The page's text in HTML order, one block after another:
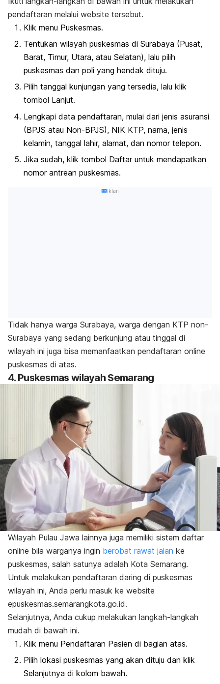
pendaftaran melalui website tersebut.
Klik menu Puskesmas.
Tentukan wilayah puskesmas di Surabaya (Pusat,
Barat, Timur, Utara, atau Selatan), lalu pilih
puskesmas dan poli yang hendak dituju.
Pilih tanggal kunjungan yang tersedia, lalu klik
tombol Lanjut.
Lengkapi data pendaftaran, mulai dari jenis asuransi
(BPJS atau Non-BPJS), NIK KTP, nama, jenis
kelamin, tanggal lahir, alamat, dan nomor telepon.
Jika sudah, klik tombol Daftar untuk mendapatkan
nomor antrean puskesmas.
Iklan
Tidak hanya warga Surabaya, warga dengan KTP non-
Surabaya yang sedang berkunjung atau tinggal di
wilayah ini juga bisa memanfaatkan pendaftaran online
puskesmas di atas.
4. Puskesmas wilayah Semarang
Wilayah Pulau Jawa lainnya juga memiliki sistem daftar
online bila warganya ingin berobat rawat jalan ke
puskesmas, salah satunya adalah Kota Semarang.
Untuk melakukan pendaftaran daring di puskesmas
wilayah ini, Anda perlu masuk ke website
epuskesmas.semarangkota.go.id.
Selanjutnya, Anda cukup melakukan langkah-langkah
mudah di bawah ini.
Klik menu Pendaftaran Pasien di bagian atas.
Pilih lokasi puskesmas yang akan dituju dan klik
Selanjutnya di kolom bawah.